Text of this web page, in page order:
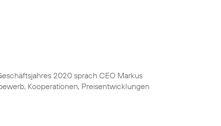
2020 sprach CEO Markus
Kooperationen, Preisentwicklungen